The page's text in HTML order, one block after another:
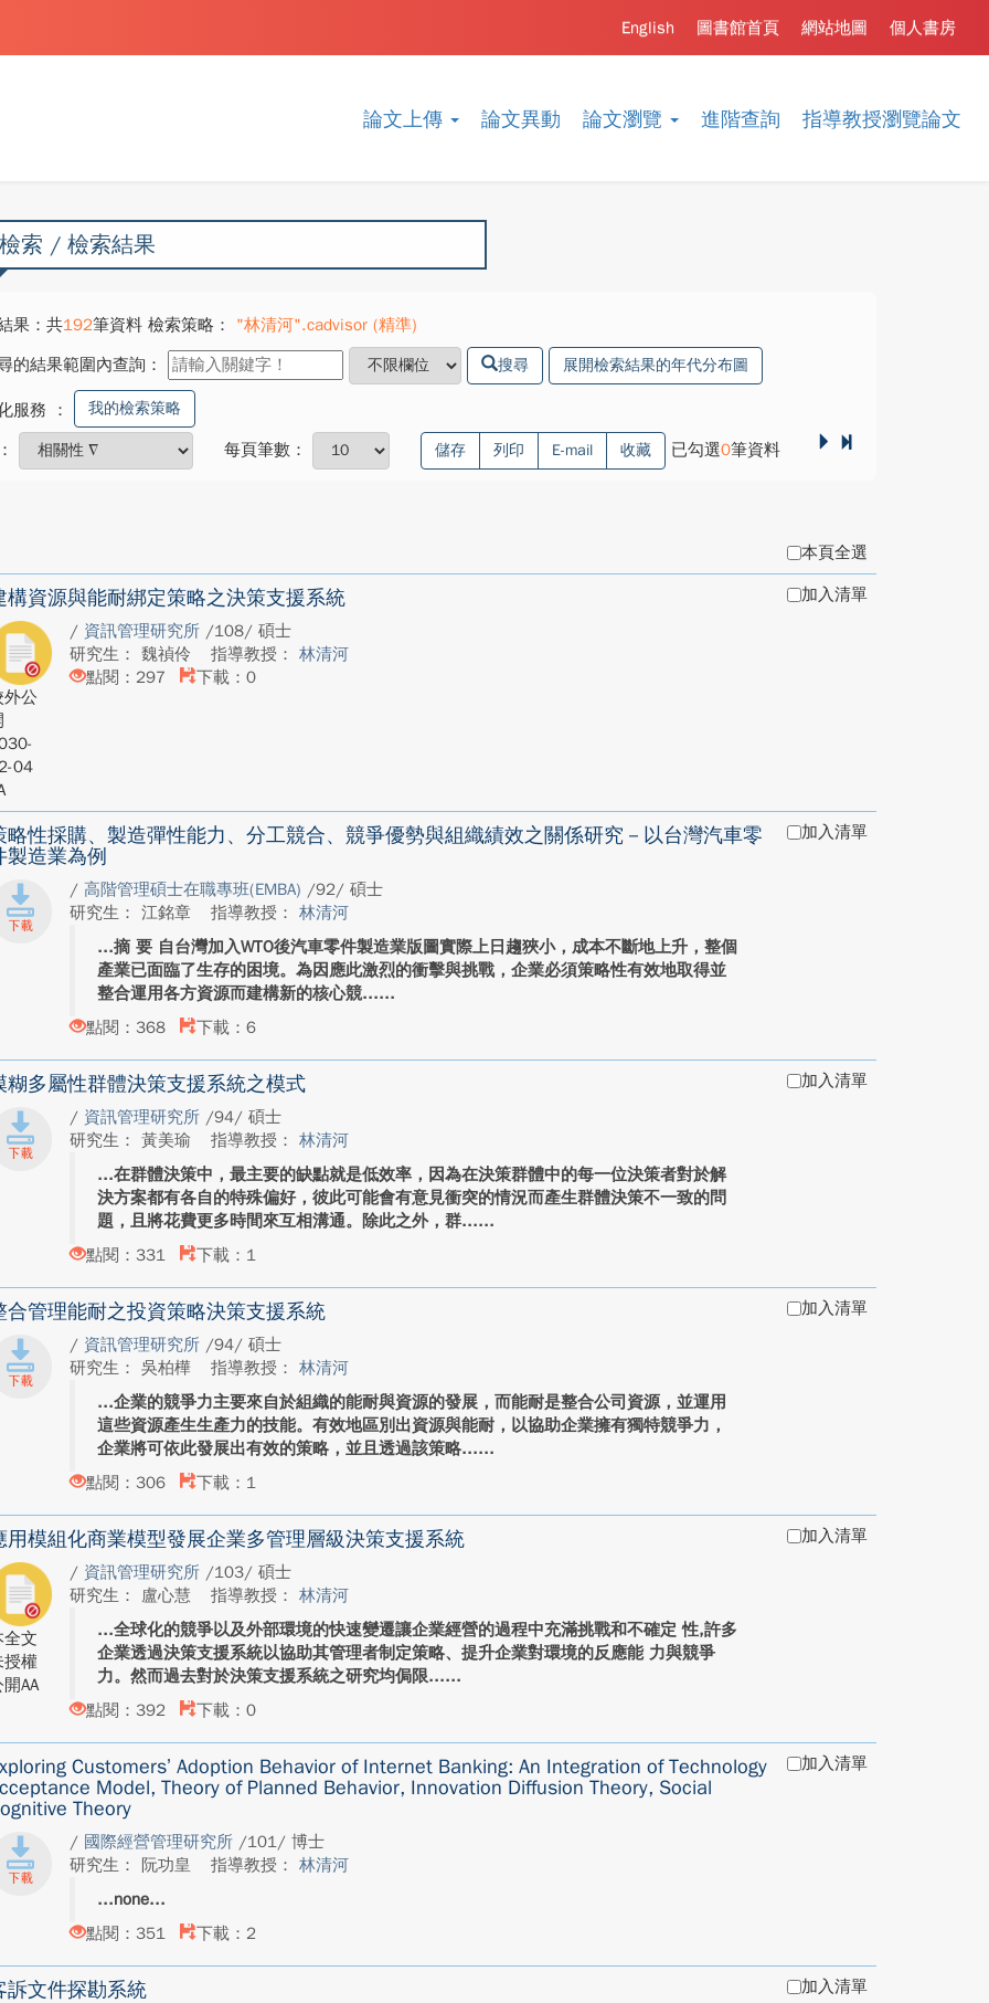
論文上傳 論文異動 論文瀏覽 進階查詢 指導教授瀏覽論文
個人書房
網站地圖
圖書館首頁
English
索 / 檢索結果
果：共192筆資料 檢索策略：
"林清河".cadvisor (精準)
的結果範圍內查詢：
搜尋 展開檢索結果的年代分布圖
服務 ： 我的檢索策略
每頁筆數： 儲存 列印 E-mail 收藏 已勾選0筆資料
本頁全選
構資源與能耐綁定策略之決策支援系統
外公
04
/ 資訊管理研究所 /108/ 碩士
研究生： 魏禎伶
指導教授：林清河
點閱：297
下載：0
加入清單
略性採購、製造彈性能力、分工競合、競爭優勢與組織績效之關係研究－以台灣汽車零
製造業為例
/高階管理碩士在職專班(EMBA) /92/ 碩士
研究生： 江銘章
指導教授：林清河
摘 要 自台灣加入WTO後汽車零件製造業版圖實際上日趨狹小，成本不斷地上升，整個
產業已面臨了生存的困境。為因應此激烈的衝擊與挑戰，企業必須策略性有效地取得並
整合運用各方資源而建構新的核心競...
點閱：368
下載：6
加入清單
糊多屬性群體決策支援系統之模式
/ 資訊管理研究所 /94/ 碩士
研究生： 黃美瑜
指導教授：林清河
在群體決策中，最主要的缺點就是低效率，因為在決策群體中的每一位決策者對於解
決方案都有各自的特殊偏好，彼此可能會有意見衝突的情況而產生群體決策不一致的問
題，且將花費更多時間來互相溝通。除此之外，群...
點閱：331
下載：1
加入清單
合管理能耐之投資策略決策支援系統
/ 資訊管理研究所 /94/ 碩士
研究生： 吳柏樺
指導教授：林清河
企業的競爭力主要來自於組織的能耐與資源的發展，而能耐是整合公司資源，並運用
這些資源產生生產力的技能。有效地區別出資源與能耐，以協助企業擁有獨特競爭力，
企業將可依此發展出有效的策略，並且透過該策略...
點閱：306
下載：1
加入清單
用模組化商業模型發展企業多管理層級決策支援系統
全文
授權
AA
/ 資訊管理研究所 /103/ 碩士
研究生： 盧心慧
指導教授：林清河
全球化的競爭以及外部環境的快速變遷讓企業經營的過程中充滿挑戰和不確定 性,許多
企業透過決策支援系統以協助其管理者制定策略、提升企業對環境的反應能 力與競爭
力。然而過去對於決策支援系統之研究均侷限...
點閱：392
下載：0
加入清單
Customers’ Adoption Behavior of Internet Banking: An Integration of Technology
Model, Theory of Planned Behavior, Innovation Diffusion Theory, Social
Theory
/ 國際經營管理研究所 /101/ 博士
研究生： 阮功皇
指導教授：林清河
none
點閱：351
下載：2
加入清單
訴文件探勘系統 加入清單